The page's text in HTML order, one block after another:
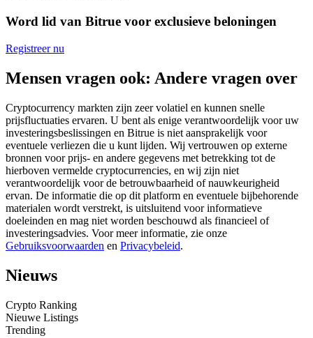
Word een Copy Trader
Word lid van Bitrue voor exclusieve beloningen
Registreer nu
Mensen vragen ook: Andere vragen over
Cryptocurrency markten zijn zeer volatiel en kunnen snelle
prijsfluctuaties ervaren. U bent als enige verantwoordelijk voor uw
investeringsbeslissingen en Bitrue is niet aansprakelijk voor
eventuele verliezen die u kunt lijden. Wij vertrouwen op externe
bronnen voor prijs- en andere gegevens met betrekking tot de
hierboven vermelde cryptocurrencies, en wij zijn niet
verantwoordelijk voor de betrouwbaarheid of nauwkeurigheid
ervan. De informatie die op dit platform en eventuele bijbehorende
materialen wordt verstrekt, is uitsluitend voor informatieve
doeleinden en mag niet worden beschouwd als financieel of
investeringsadvies. Voor meer informatie, zie onze
Gebruiksvoorwaarden en Privacybeleid.
Nieuws
Crypto Ranking
Nieuwe Listings
Trending